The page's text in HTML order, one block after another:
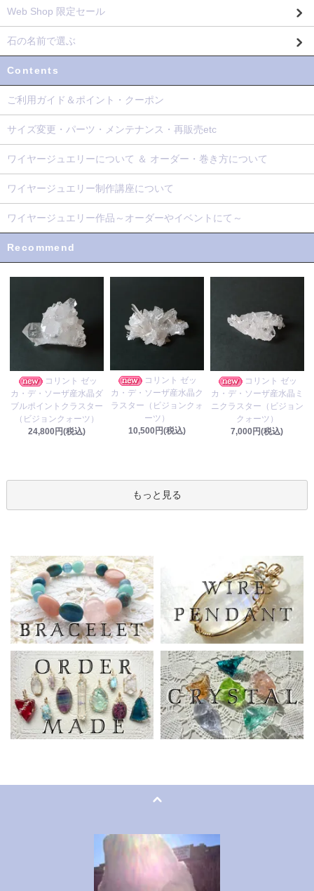
Web Shop 限定セール
石の名前で選ぶ
Contents
ご利用ガイド＆ポイント・クーポン
サイズ変更・パーツ・メンテナンス・再販売etc
ワイヤージュエリーについて ＆ オーダー・巻き方について
ワイヤージュエリー制作講座について
ワイヤージュエリー作品～オーダーやイベントにて～
Recommend
コリント ゼッ
カ・デ・ソーザ産水晶ダ
ブルポイントクラスター
（ビジョンクォーツ）
24,800円(税込)
コリント ゼッ
カ・デ・ソーザ産水晶ク
ラスター（ビジョンクォ
ーツ）
10,500円(税込)
コリント ゼッ
カ・デ・ソーザ産水晶ミ
ニクラスター（ビジョン
クォーツ）
7,000円(税込)
もっと見る